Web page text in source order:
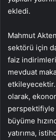
ekledi.
Mahmut
sektörü için
faiz
mevduat
olarak,
perspektifiyle
büyüme
yatırıma,